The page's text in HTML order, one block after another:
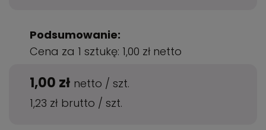
Podsumowanie:
Cena za 1 sztukę: 1,00 zł netto
1,00 zł netto / szt.
1,23 zł brutto / szt.